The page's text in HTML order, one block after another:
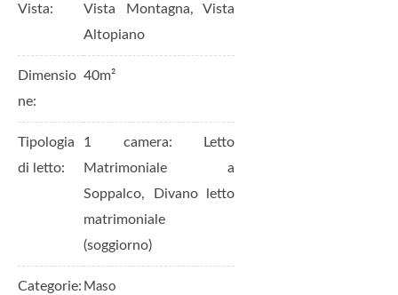
Vista:
Vista Montagna, Vista
Altopiano
Dimensio
ne:
40m²
Tipologia
di letto:
1 camera: Letto
Matrimoniale a
Soppalco, Divano letto
matrimoniale
(soggiorno)
Categorie: Maso